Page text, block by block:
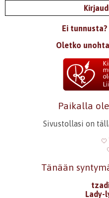
Ei
Oletko
Paikalla
Sivustollasi on
Tänään
Lady-